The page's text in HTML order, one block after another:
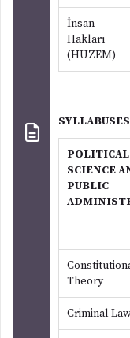
İnsan
Hakları
(HUZEM)
POLITICAL
SCIENCE
PUBLIC
Theory
Criminal